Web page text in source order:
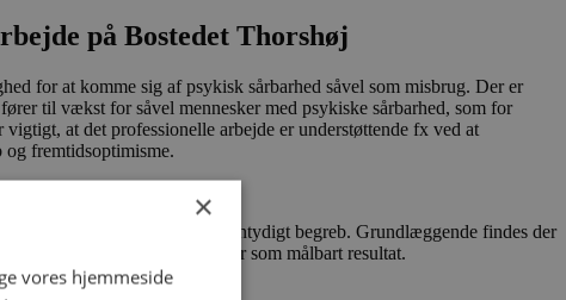
på Bostedet Thorshøj
for at komme sig af psykisk sårbarhed såvel som misbrug. Der er
til vækst for såvel mennesker med psykiske sårbarhed, som for
at det professionelle arbejde er understøttende fx ved at
og fremtidsoptimisme.
sig. Recovery er ikke et entydigt begreb. Grundlæggende findes der
som en social proces eller som målbart resultat.
×
vores hjemmeside